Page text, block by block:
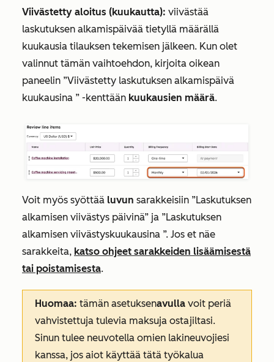
Viivästetty aloitus (kuukautta): viivästää
laskutuksen alkamispäivää tietyllä määrällä
kuukausia tilauksen tekemisen jälkeen. Kun olet
valinnut tämän vaihtoehdon, kirjoita oikean
paneelin ”Viivästetty laskutuksen alkamispäivä
kuukausina ” -kenttään kuukausien määrä.
Voit myös syöttää luvun sarakkeisiin ”Laskutuksen
alkamisen viivästys päivinä” ja ”Laskutuksen
alkamisen viivästyskuukausina ”. Jos et näe
sarakkeita, katso ohjeet sarakkeiden lisäämisestä
tai poistamisesta.
Huomaa: tämän asetuksenavulla voit periä
vahvistettuja tulevia maksuja ostajiltasi.
Sinun tulee neuvotella omien lakineuvojiesi
kanssa, jos aiot käyttää tätä työkalua